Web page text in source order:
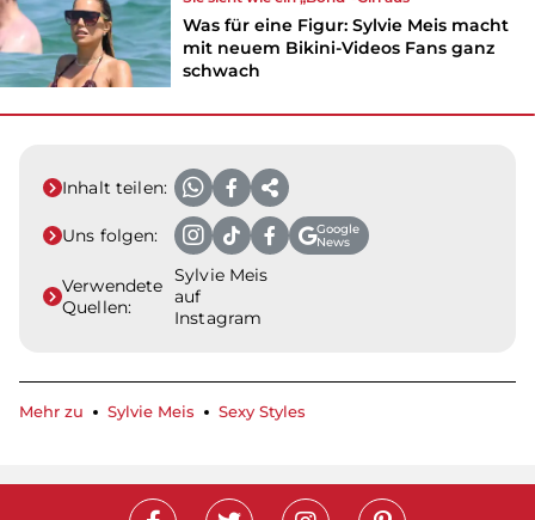
Was für eine Figur: Sylvie Meis macht
mit neuem Bikini-Videos Fans ganz
schwach
Inhalt teilen:
Uns folgen:
Google
News
Verwendete
Quellen:
Sylvie Meis
auf
Instagram
Mehr zu Sylvie Meis Sexy Styles